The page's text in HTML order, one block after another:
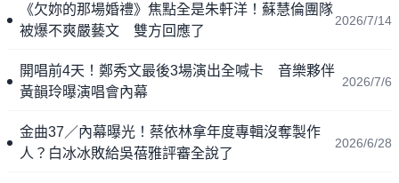
《欠妳的那場婚禮》焦點全是朱軒洋！蘇慧倫團隊
被爆不爽嚴藝文 雙方回應了
2026/7/14
開唱前4天！鄭秀文最後3場演出全喊卡 音樂夥伴
黃韻玲曝演唱會內幕
2026/7/6
金曲37／內幕曝光！蔡依林拿年度專輯沒奪製作
人？白冰冰敗給吳蓓雅評審全說了
2026/6/28